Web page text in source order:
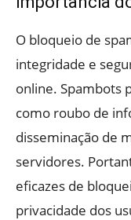
O bloqueio de
integridade e
online. Spambots
como roubo de
disseminação de
servidores.
eficazes de
privacidade dos